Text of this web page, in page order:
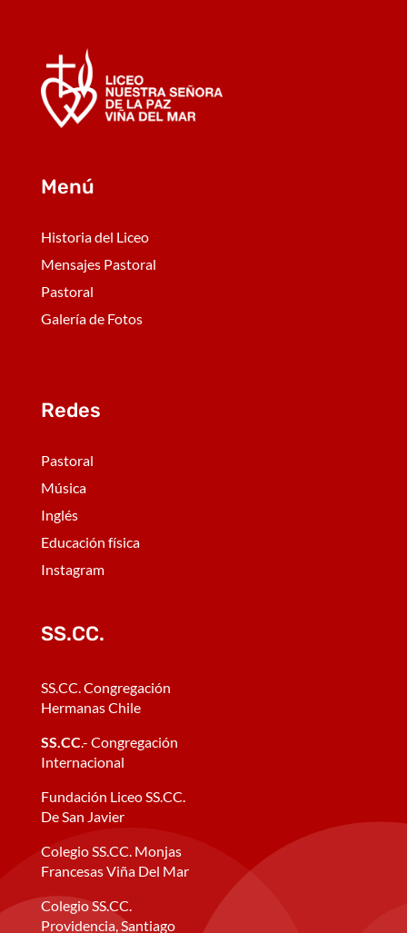
Menú
Historia del Liceo
Mensajes Pastoral
Pastoral
Galería de Fotos
Redes
Pastoral
Música
Inglés
Educación física
Instagram
SS.CC.
SS.CC. Congregación
Hermanas Chile
SS.CC.- Congregación
Internacional
Fundación Liceo SS.CC.
De San Javier
Colegio SS.CC. Monjas
Francesas Viña Del Mar
Colegio SS.CC.
Providencia, Santiago